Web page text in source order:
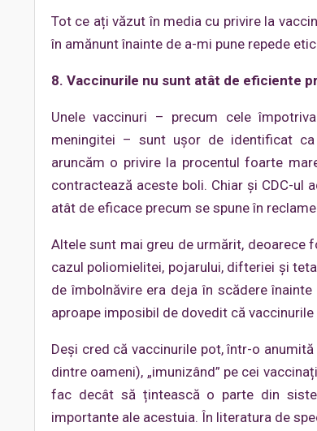
Tot ce ați văzut în media cu privire la
în amănunt înainte de a-mi pune repede
8. Vaccinurile nu sunt atât de eficiente
Unele vaccinuri – precum cele
meningitei – sunt ușor de identificat
aruncăm o privire la procentul foarte
contractează aceste boli. Chiar și CDC-ul
atât de eficace precum se spune în
Altele sunt mai greu de urmărit, deoarece
cazul poliomielitei, pojarului, difteriei și
de îmbolnăvire era deja în scădere
aproape imposibil de dovedit că
Deși cred că vaccinurile pot, într-o
dintre oameni), „imunizând” pe cei
fac decât să țintească o parte din
importante ale acestuia. În literatura de